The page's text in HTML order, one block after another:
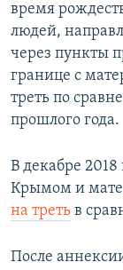
время
людей,
через пункты
границе с
треть по
прошлого года.
В декабре
Крымом и
на треть в
После